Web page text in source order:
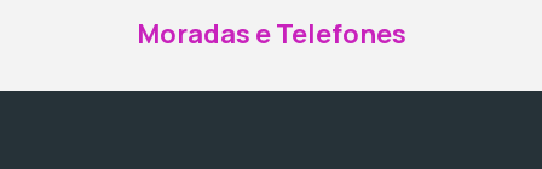
Moradas e Telefones